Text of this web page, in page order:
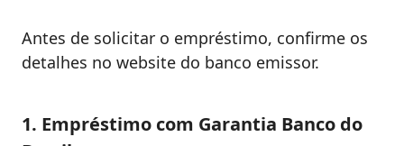
Antes de solicitar o empréstimo, confirme os
detalhes no website do banco emissor.
1. Empréstimo com Garantia Banco do